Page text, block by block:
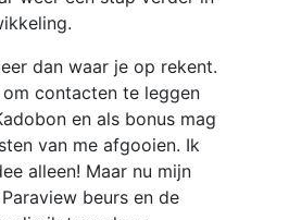
dan waar je op rekent.
contacten te leggen
en als bonus mag
van me afgooien. Ik
alleen! Maar nu mijn
beurs en de